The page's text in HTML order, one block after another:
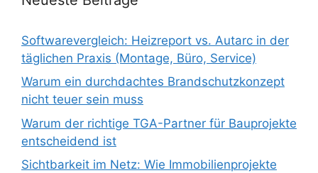
Softwarevergleich: Heizreport vs. Autarc in der
täglichen Praxis (Montage, Büro, Service)
Warum ein durchdachtes Brandschutzkonzept
nicht teuer sein muss
Warum der richtige TGA-Partner für Bauprojekte
entscheidend ist
Sichtbarkeit im Netz: Wie Immobilienprojekte